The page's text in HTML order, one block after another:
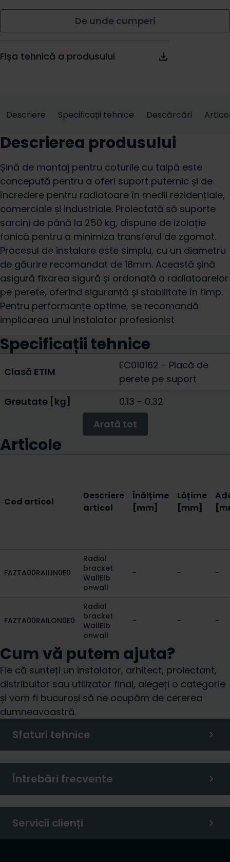
De unde cumperi
Fișa tehnică a produsului
Descriere Specificații tehnice Descărcări
Descrierea produsului
Șină de montaj pentru coturile cu talpă este
concepută pentru a oferi suport puternic și de
încredere pentru radiatoare în medii rezidențiale,
comerciale și industriale. Proiectată să suporte
sarcini de până la 250 kg, dispune de izolație
fonică pentru a minimiza transferul de zgomot.
Procesul de instalare este simplu, cu un diametru
de găurire recomandat de 18mm. Această șină
asigură fixarea sigură și ordonată a radiatoarelor
pe perete, oferind siguranță și stabilitate în timp.
Pentru performanțe optime, se recomandă
implicarea unui instalator profesionist
Specificații tehnice
Clasă ETIM
EC010162 - Placă de
perete pe suport
Greutate [kg]
0.13 - 0.32
Arată tot
Articole
Cod articol
Descriere
articol
Înălțime
[mm]
Lățime
[mm]
FAZTA00RAILIN0E0
Radial
bracket
WallElb
onwall
- - -
FAZTA00RAILON0E0
Radial
bracket
WallElb
onwall
- - -
Cum vă putem ajuta?
Fie că sunteți un instalator, arhitect, proiectant,
distribuitor sau utilizator final, alegeți o categorie
și vom fi bucuroși să ne ocupăm de cererea
dumneavoastră.
Sfaturi tehnice
Întrebări frecvente
Servicii clienți